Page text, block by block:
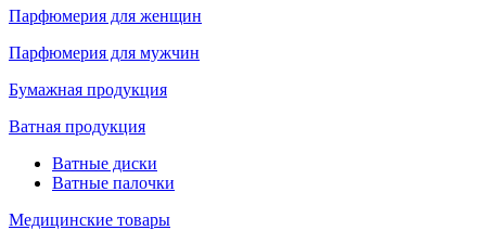
Парфюмерия для женщин
Парфюмерия для мужчин
Бумажная продукция
Ватная продукция
Ватные диски
Ватные палочки
Медицинские товары